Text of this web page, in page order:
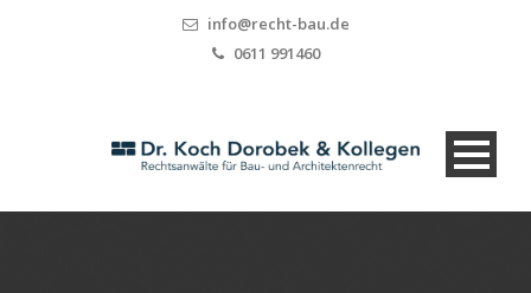
info@recht-bau.de
0611 991460